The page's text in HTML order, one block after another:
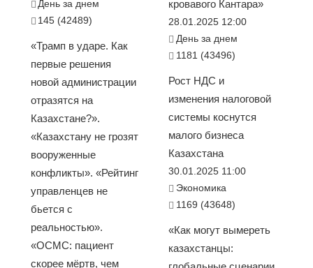
День за днем
145 (42489)
«Трамп в ударе. Как
первые решения
новой администрации
отразятся на
Казахстане?».
«Казахстану не грозят
вооруженные
конфликты». «Рейтинг
управленцев не
бьется с
реальностью».
«ОСМС: пациент
скорее мёртв, чем
кровавого Кантара»
28.01.2025 12:00
День за днем
1181 (43496)
Рост НДС и
изменения налоговой
системы коснутся
малого бизнеса
Казахстана
30.01.2025 11:00
Экономика
1169 (43648)
«Как могут вымереть
казахстанцы: